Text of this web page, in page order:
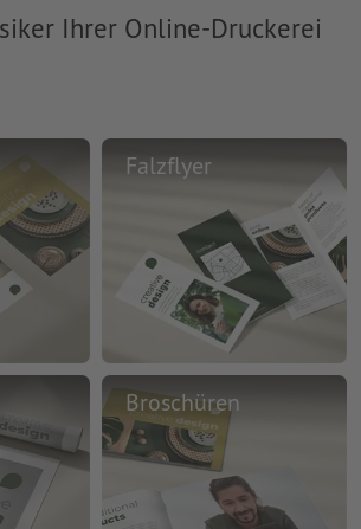
Ihrer Online-Druckerei
Falzflyer
Broschüren